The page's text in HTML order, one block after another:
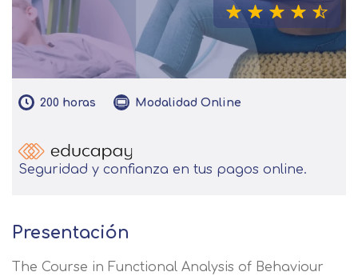
200 horas Modalidad Online
Seguridad y confianza en tus pagos online.
Presentación
The Course in Functional Analysis of Behaviour